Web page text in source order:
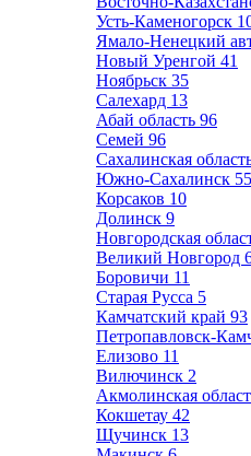
Усть-Каменогорск
Ямало-Ненецкий
Новый Уренгой 41
Ноябрьск 35
Салехард 13
Абай область 96
Семей 96
Сахалинская
Южно-Сахалинск 55
Корсаков 10
Долинск 9
Новгородская
Великий Новгород
Боровичи 11
Старая Русса 5
Камчатский край 93
Петропавловск-
Елизово 11
Вилючинск 2
Акмолинская
Кокшетау 42
Щучинск 13